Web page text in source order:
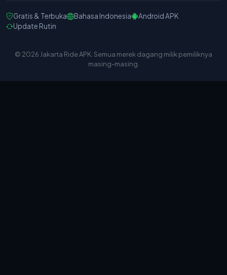
Gratis & Terbuka Bahasa Indonesia
Android APK
Update Rutin
© 2026 Jakarta Ride APK. Semua merek dagang milik pemiliknya
masing-masing.